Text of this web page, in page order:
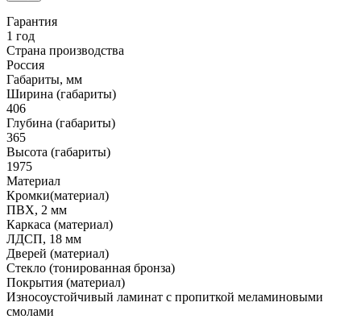
Гарантия
1 год
Страна производства
Россия
Габариты, мм
Ширина (габариты)
406
Глубина (габариты)
365
Высота (габариты)
1975
Материал
Кромки(материал)
ПВХ, 2 мм
Каркаса (материал)
ЛДСП, 18 мм
Дверей (материал)
Стекло (тонированная бронза)
Покрытия (материал)
Износоустойчивый ламинат с пропиткой меламиновыми
смолами